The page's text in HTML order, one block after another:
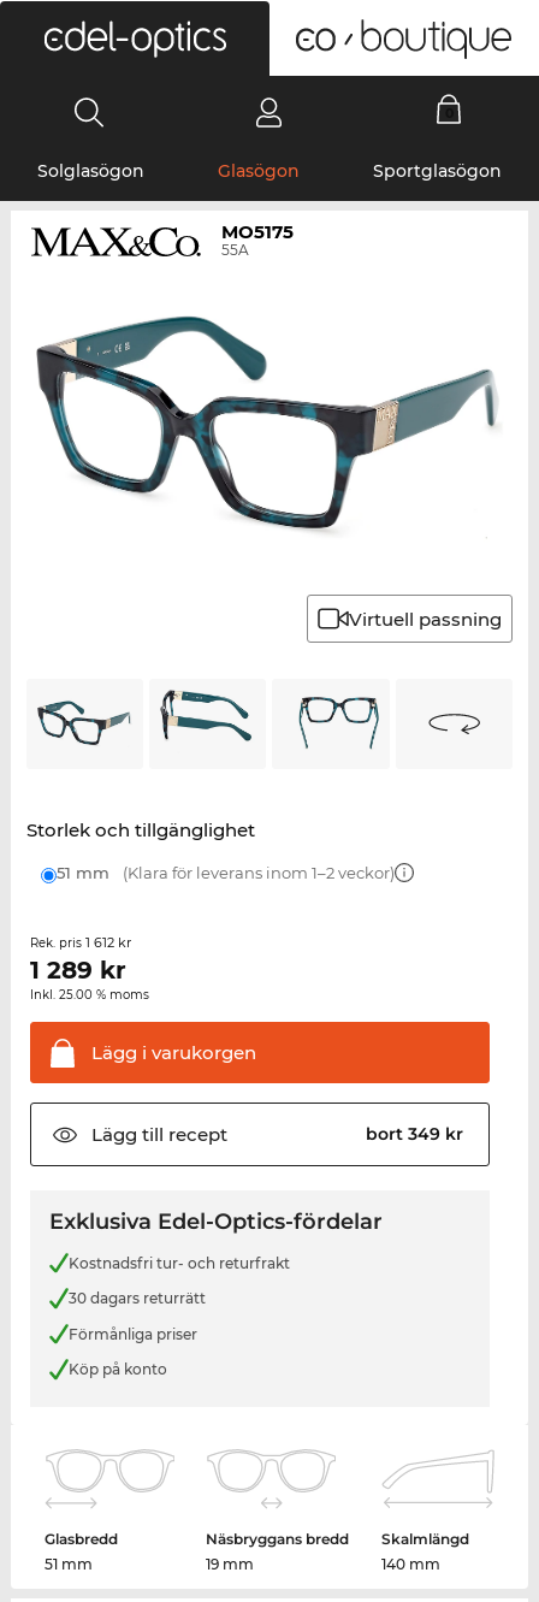
Solglasögon Glasögon Sportglasögon
MO5175
55A
Virtuell passning
Storlek och tillgänglighet
51 mm (Klara för leverans inom 1–2 veckor)
Rek. pris 1 612 kr
1 289 kr
Inkl. 25.00 % moms
Lägg i varukorgen
Lägg till recept bort 349 kr
Exklusiva Edel-Optics-fördelar
Kostnadsfri tur- och returfrakt
30 dagars returrätt
Förmånliga priser
Köp på konto
Glasbredd
51 mm
Näsbryggans bredd
19 mm
Skalmlängd
140 mm